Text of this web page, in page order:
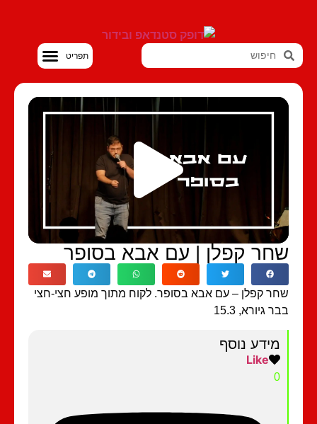
קפלן | עם אבא בסופר
קפלן – עם אבא בסופר. לקוח מתוך מופע חצי-חצי
גיורא, 15.3
מידע נוסף